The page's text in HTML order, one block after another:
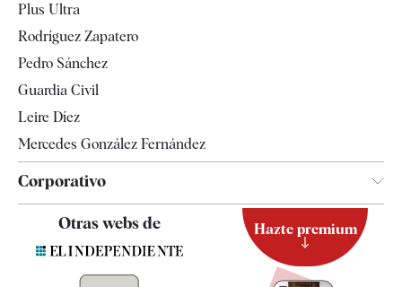
Televisión
Plus Ultra
Rodríguez Zapatero
Pedro Sánchez
Guardia Civil
Leire Díez
Mercedes González Fernández
Corporativo
Contacto
Otras webs de Hazte premium